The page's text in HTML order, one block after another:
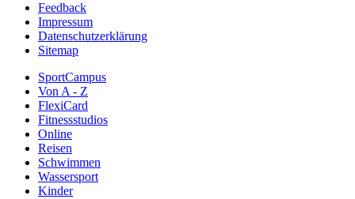
Feedback
Impressum
Datenschutzerklärung
Sitemap
SportCampus
Von A - Z
FlexiCard
Fitnessstudios
Online
Reisen
Schwimmen
Wassersport
Kinder